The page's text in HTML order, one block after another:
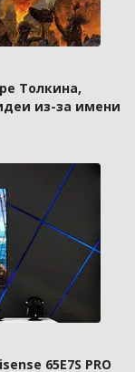
Толкина,
из-за имени
65E7S PRO